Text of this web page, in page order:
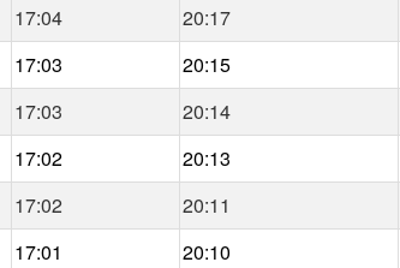
17:04 20:17
17:03 20:15
17:03 20:14
17:02 20:13
17:02 20:11
17:01 20:10